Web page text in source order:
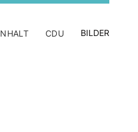
CDU BILDER